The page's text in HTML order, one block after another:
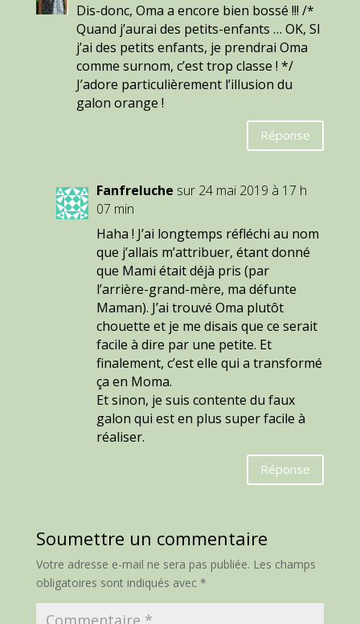
Dis-donc, Oma a encore bien bossé !!! /*
Quand j’aurai des petits-enfants … OK, SI
j’ai des petits enfants, je prendrai Oma
comme surnom, c’est trop classe ! */
J’adore particulièrement l’illusion du
galon orange !
Réponse
Fanfreluche sur 24 mai 2019 à 17 h
07 min
Haha ! J’ai longtemps réfléchi au nom
que j’allais m’attribuer, étant donné
que Mami était déjà pris (par
l’arrière-grand-mère, ma défunte
Maman). J’ai trouvé Oma plutôt
chouette et je me disais que ce serait
facile à dire par une petite. Et
finalement, c’est elle qui a transformé
ça en Moma.
Et sinon, je suis contente du faux
galon qui est en plus super facile à
réaliser.
Réponse
Soumettre un commentaire
Votre adresse e-mail ne sera pas publiée. Les champs
obligatoires sont indiqués avec *